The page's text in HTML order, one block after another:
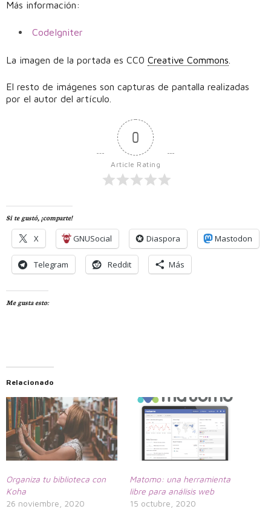
Más información:
CodeIgniter
La imagen de la portada es CC0 Creative Commons
El resto de imágenes son capturas de pantalla realizadas
por el autor del artículo.
0
Article Rating
Si te gustó, ¡comparte!
X GNUSocial Diaspora Mastodon
Telegram Reddit Más
Me gusta esto:
Relacionado
Organiza tu biblioteca con
Koha
26 noviembre, 2020
Matomo: una herramienta
libre para análisis web
15 octubre, 2020